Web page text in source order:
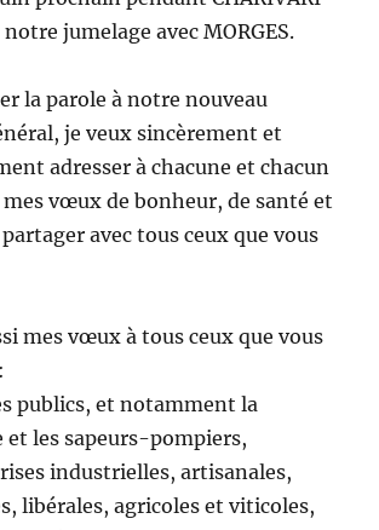
jumelage avec MORGES.
la parole à notre nouveau
je veux sincèrement et
adresser à chacune et chacun
mes vœux de bonheur, de santé et
avec tous ceux que vous
mes vœux à tous ceux que vous
publics, et notamment la
et les sapeurs-pompiers,
industrielles, artisanales,
libérales, agricoles et viticoles,